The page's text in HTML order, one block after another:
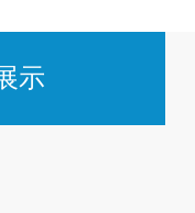
示